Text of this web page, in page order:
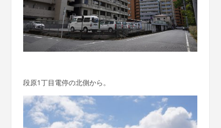
段原1丁目電停の北側から。